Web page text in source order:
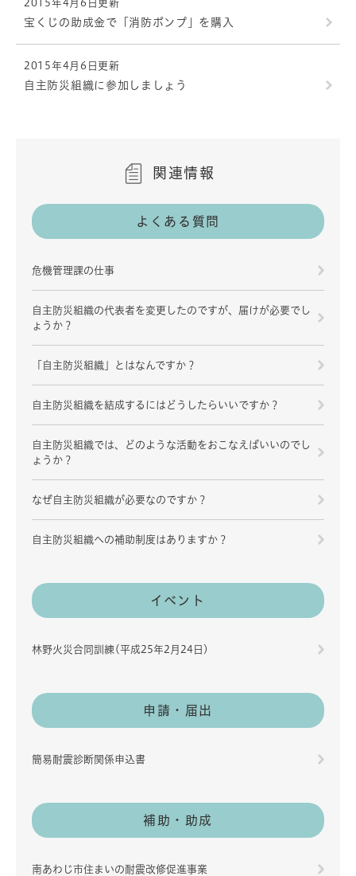
2015年4月6日更新
宝くじの助成金で「消防ポンプ」を購入
2015年4月6日更新
自主防災組織に参加しましょう
関連情報
よくある質問
危機管理課の仕事
自主防災組織の代表者を変更したのですが、届けが必要でし
ょうか？
「自主防災組織」とはなんですか？
自主防災組織を結成するにはどうしたらいいですか？
自主防災組織では、どのような活動をおこなえばいいのでし
ょうか？
なぜ自主防災組織が必要なのですか？
自主防災組織への補助制度はありますか？
イベント
林野火災合同訓練(平成25年2月24日)
申請・届出
簡易耐震診断関係申込書
補助・助成
南あわじ市住まいの耐震改修促進事業